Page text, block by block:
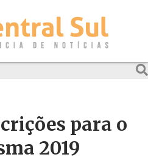
para o
2019